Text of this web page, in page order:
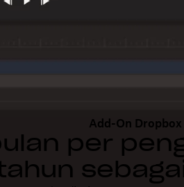
Add-On Dropbox
per